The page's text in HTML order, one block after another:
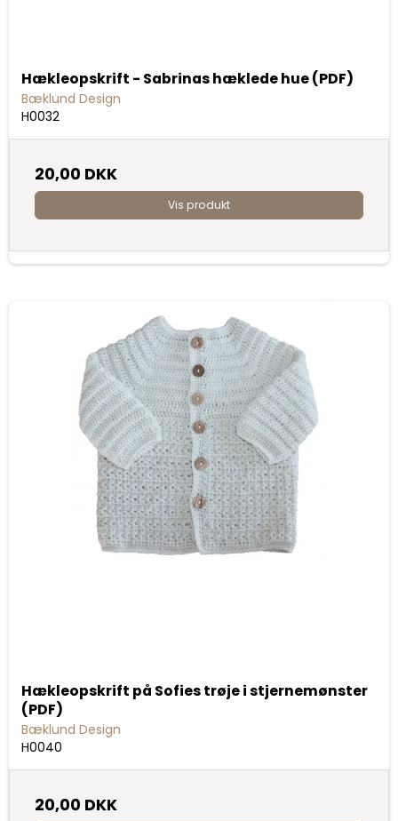
Hækleopskrift - Sabrinas hæklede hue (PDF)
Bæklund Design
H0032
20,00 DKK
Vis produkt
Hækleopskrift på Sofies trøje i stjernemønster
(PDF)
Bæklund Design
H0040
20,00 DKK